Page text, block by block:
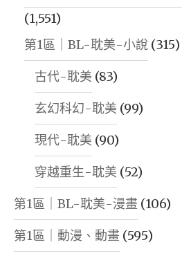
(1,551)
第1區｜BL-耽美-小說 (315)
古代-耽美 (83)
玄幻科幻-耽美 (99)
現代-耽美 (90)
穿越重生-耽美 (52)
第1區｜BL-耽美-漫畫 (106)
第1區｜動漫、動畫 (595)